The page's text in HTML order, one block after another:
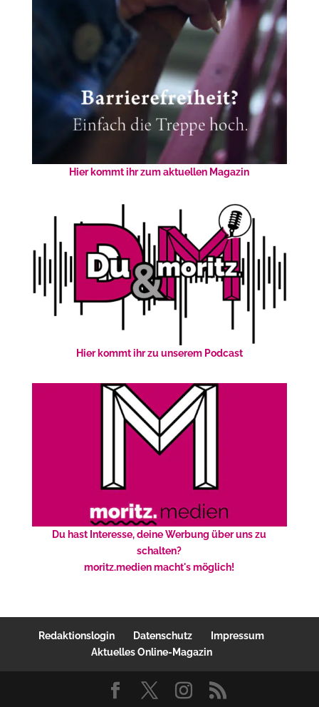
Hier kommt ihr zum aktuellen Magazin
Hier kommt ihr zu unserem Podcast
Du hast Interesse, deine Werbung über uns zu
schalten?
moritz.medien macht's möglich!
Redaktionslogin Datenschutz
Impressum
Aktuelles Online-Magazin